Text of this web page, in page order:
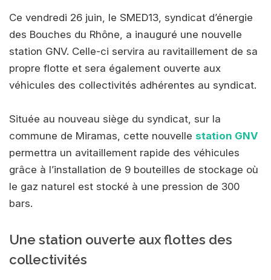
Ce vendredi 26 juin, le SMED13, syndicat d’énergie
des Bouches du Rhône, a inauguré une nouvelle
station GNV. Celle-ci servira au ravitaillement de sa
propre flotte et sera également ouverte aux
véhicules des collectivités adhérentes au syndicat.
Située au nouveau siège du syndicat, sur la
commune de Miramas, cette nouvelle station GNV
permettra un avitaillement rapide des véhicules
grâce à l’installation de 9 bouteilles de stockage où
le gaz naturel est stocké à une pression de 300
bars.
Une station ouverte aux flottes des
collectivités